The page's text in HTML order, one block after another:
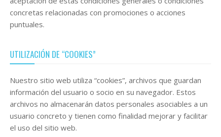
concretas relacionadas con promociones o acciones
puntuales.
UTILIZACIÓN DE “COOKIES”
Nuestro sitio web utiliza “cookies”, archivos que guardan
información del usuario o socio en su navegador. Estos
archivos no almacenarán datos personales asociables a un
usuario concreto y tienen como finalidad mejorar y facilitar
el uso del sitio web.